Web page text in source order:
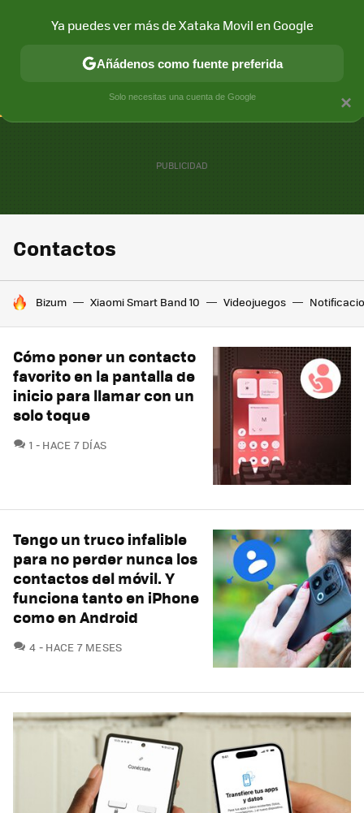
CONECTIVIDAD MÓVIL Y SOCIEDAD APLICACIONES
Contactos
HOY SE HABLA DE
Bizum Xiaomi Smart Band 10 Videojuegos
Cómo poner un contacto
favorito en la pantalla de
inicio para llamar con un
solo toque
1 COMENTARIOS
HACE 7 DÍAS
Tengo un truco infalible
para no perder nunca los
contactos del móvil. Y
funciona tanto en iPhone
como en Android
4 COMENTARIOS
HACE 7 MESES
×
Ya puedes ver más de Xataka Movil en Google
Añádenos como fuente preferida
Solo necesitas una cuenta de Google